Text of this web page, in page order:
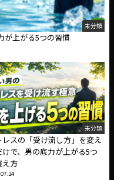
未分類
が上がる5つの習慣
未分類
レスの「受け流し方」を変え
けで、男の底力が上がる5つ
え方